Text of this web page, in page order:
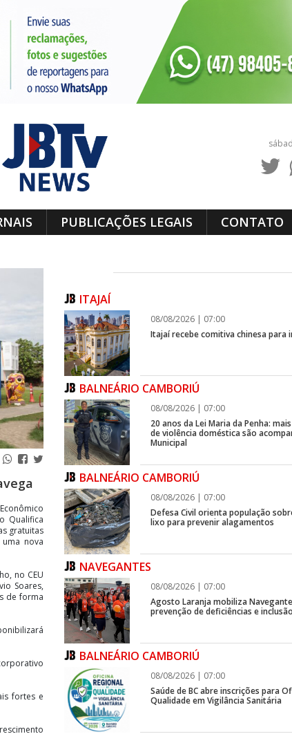
PUBLICAÇÕES LEGAIS CONTATO
Qualifica
gratuitas
nova
no CEU
Soares,
de forma
fortes e
ITAJAÍ
08/08/2026 | 07:00
Itajaí recebe comitiva chinesa para
BALNEÁRIO CAMBORIÚ
08/08/2026 | 07:00
20 anos da Lei Maria da Penha:
de violência doméstica são
Municipal
BALNEÁRIO CAMBORIÚ
08/08/2026 | 07:00
Defesa Civil orienta população
lixo para prevenir alagamentos
NAVEGANTES
08/08/2026 | 07:00
Agosto Laranja mobiliza
prevenção de deficiências e
BALNEÁRIO CAMBORIÚ
08/08/2026 | 07:00
Saúde de BC abre inscrições para
Qualidade em Vigilância Sanitária